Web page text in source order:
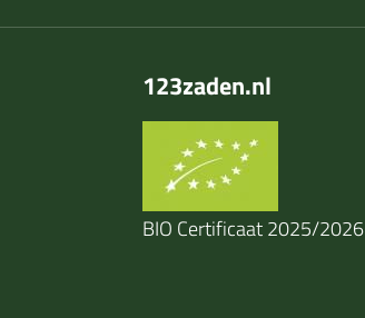
123zaden.nl
BIO Certificaat 2025/2026